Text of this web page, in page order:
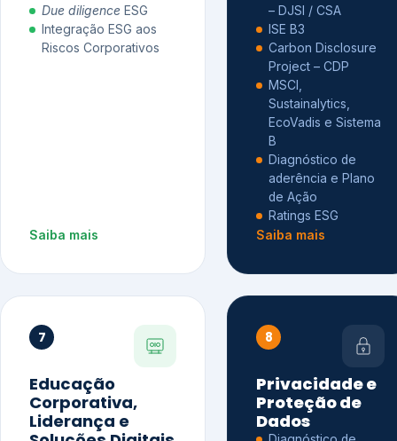
Due diligence ESG
Integração ESG aos
Riscos Corporativos
Saiba mais
– DJSI / CSA
ISE B3
Carbon Disclosure
Project – CDP
MSCI,
Sustainalytics,
EcoVadis e Sistema
B
Diagnóstico de
aderência e Plano
de Ação
Ratings ESG
Saiba mais
7
Educação
Corporativa,
Liderança e
8
Privacidade e
Proteção de
Dados